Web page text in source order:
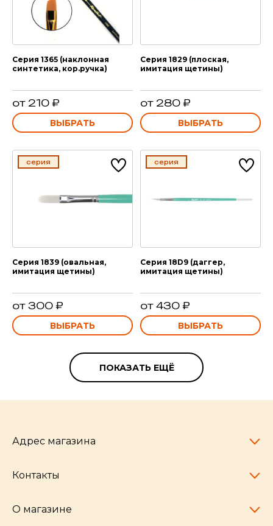
Серия 1365 (наклонная
синтетика, кор.ручка)
от 210 ₽
ВЫБРАТЬ
Серия 1829 (плоская,
имитация щетины)
от 280 ₽
ВЫБРАТЬ
серия
Серия 1839 (овальная,
имитация щетины)
от 300 ₽
ВЫБРАТЬ
серия
Серия 18D9 (даггер,
имитация щетины)
от 430 ₽
ВЫБРАТЬ
ПОКАЗАТЬ ЕЩЁ
Адрес магазина
Челябинск,
Контакты
pocherkartshop@mail.ru
О магазине